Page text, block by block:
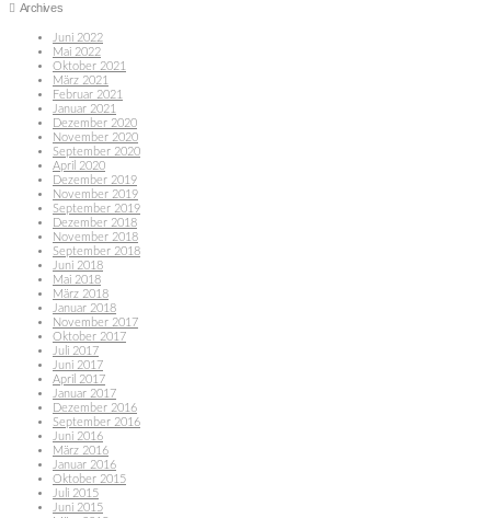
Archives
Juni 2022
Mai 2022
Oktober 2021
März 2021
Februar 2021
Januar 2021
Dezember 2020
November 2020
September 2020
April 2020
Dezember 2019
November 2019
September 2019
Dezember 2018
November 2018
September 2018
Juni 2018
Mai 2018
März 2018
Januar 2018
November 2017
Oktober 2017
Juli 2017
Juni 2017
April 2017
Januar 2017
Dezember 2016
September 2016
Juni 2016
März 2016
Januar 2016
Oktober 2015
Juli 2015
Juni 2015